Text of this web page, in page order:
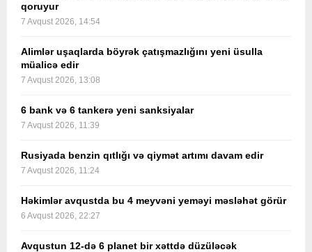
qoruyur
7 Avqust 2026, 14:54
Alimlər uşaqlarda böyrək çatışmazlığını yeni üsulla
müalicə edir
7 Avqust 2026, 13:08
6 bank və 6 tankerə yeni sanksiyalar
7 Avqust 2026, 11:39
Rusiyada benzin qıtlığı və qiymət artımı davam edir
7 Avqust 2026, 11:24
Həkimlər avqustda bu 4 meyvəni yeməyi məsləhət görür
6 Avqust 2026, 22:27
Avqustun 12-də 6 planet bir xəttdə düzüləcək